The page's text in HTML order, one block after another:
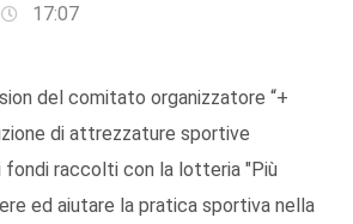
17:07
del comitato organizzatore “+
di attrezzature sportive
raccolti con la lotteria "Più
ed aiutare la pratica sportiva nella